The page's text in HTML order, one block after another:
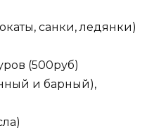
санки, ледянки)
(500руб)
и барный),